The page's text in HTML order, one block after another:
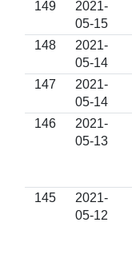
149
2021-
05-15
148
2021-
05-14
147
2021-
05-14
146
2021-
05-13
145
2021-
05-12